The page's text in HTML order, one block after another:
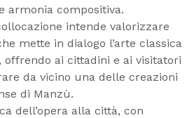
armonia compositiva.
intende valorizzare
mette in dialogo l’arte classica
ai cittadini e ai visitatori
da vicino una delle creazioni
di Manzù.
dell’opera alla città, con